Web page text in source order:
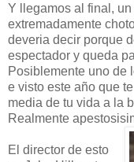
Y llegamos al final,
extremadamente
deveria decir porque
espectador y queda
Posiblemente uno de
e visto este año que
media de tu vida a la
Realmente
El director de esto